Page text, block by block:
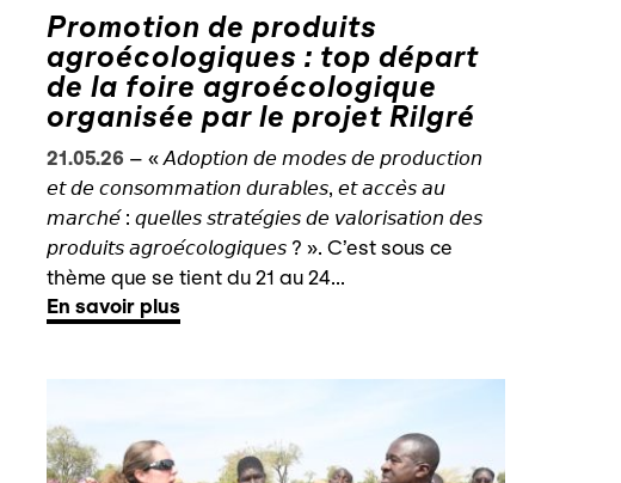
Promotion de produits
agroécologiques : top départ
de la foire agroécologique
organisée par le projet Rilgré
21.05.26 – « 𝘈𝘥𝘰𝘱𝘵𝘪𝘰𝘯 𝘥𝘦 𝘮𝘰𝘥𝘦𝘴 𝘥𝘦 𝘱𝘳𝘰𝘥𝘶𝘤𝘵𝘪𝘰𝘯
𝘦𝘵 𝘥𝘦 𝘤𝘰𝘯𝘴𝘰𝘮𝘮𝘢𝘵𝘪𝘰𝘯 𝘥𝘶𝘳𝘢𝘣𝘭𝘦𝘴, 𝘦𝘵 𝘢𝘤𝘤𝘦̀𝘴 𝘢𝘶
𝘮𝘢𝘳𝘤𝘩𝘦́ : 𝘲𝘶𝘦𝘭𝘭𝘦𝘴 𝘴𝘵𝘳𝘢𝘵𝘦́𝘨𝘪𝘦𝘴 𝘥𝘦 𝘷𝘢𝘭𝘰𝘳𝘪𝘴𝘢𝘵𝘪𝘰𝘯 𝘥𝘦𝘴
𝘱𝘳𝘰𝘥𝘶𝘪𝘵𝘴 𝘢𝘨𝘳𝘰𝘦́𝘤𝘰𝘭𝘰𝘨𝘪𝘲𝘶𝘦𝘴 ? ». C’est sous ce
thème que se tient du 21 au 24...
En savoir plus